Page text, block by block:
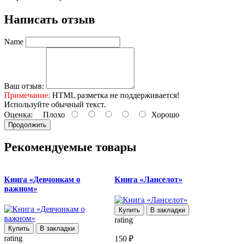
Написать отзыв
Name
Ваш отзыв:
Примечание: HTML разметка не поддерживается!
Используйте обычный текст.
Оценка: Плохо Хорошо
Продолжить
Рекомендуемые товары
Книга «Девчонкам о
важном»
Купить В закладки
rating
Книга «Ланселот»
Купить В закладки
rating
150 ₽